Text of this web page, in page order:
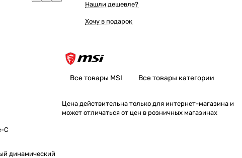
C
динамический
Нашли дешевле?
Хочу в подарок
Все товары MSI Все товары категории
Цена действительна только для интернет-магазина и
может отличаться от цен в розничных магазинах